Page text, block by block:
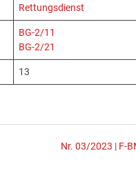
Rettungsdienst
BG-2/11
BG-2/21
13
Nr. 03/2023 | F-